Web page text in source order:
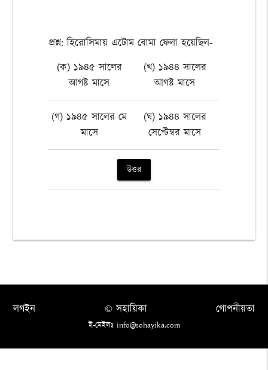
প্রশ্ন: হিরোসিমায় এটোম বোমা ফেলা হয়েছিল-
(ক) ১৯৪৫ সালের
আগষ্ট মাসে
(খ) ১৯৪৪ সালের
আগষ্ট মাসে
(গ) ১৯৪৫ সালের মে
মাসে
(ঘ) ১৯৪৪ সালের
সেপ্টেম্বর মাসে
উত্তর
লগইন গোপনীয়তা
© সহায়িকা
ই-মেইলঃ info@sohayika.com